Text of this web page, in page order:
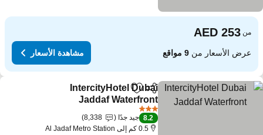
من
عرض الأسعار من9 مواقع مشاهدة الأسعار
مشاركةAdd to favorites
IntercityHotel Dubai
Jaddaf Waterfront
8.2 جيد جدًا
8,338
0.5 كم إلى Al Jadaf Metro Station